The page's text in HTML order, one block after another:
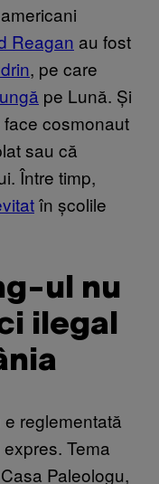
Reagan au fost
, pe care
pe Lună. Și
cosmonaut
sau că
Între timp,
în școlile
ul nu
ilegal
e reglementată
Tema
Paleologu,